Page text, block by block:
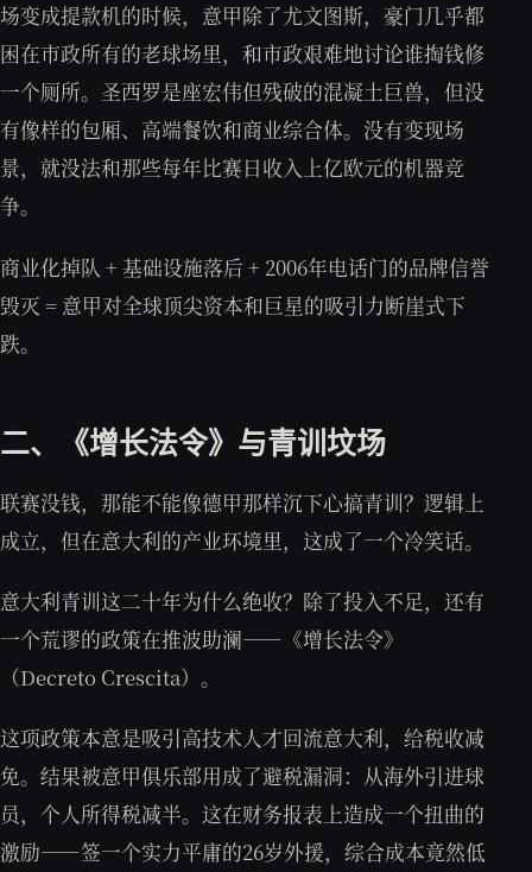
场变成提款机的时候，意甲除了尤文图斯，豪门几乎都
困在市政所有的老球场里，和市政艰难地讨论谁掏钱修
一个厕所。圣西罗是座宏伟但残破的混凝土巨兽，但没
有像样的包厢、高端餐饮和商业综合体。没有变现场
景，就没法和那些每年比赛日收入上亿欧元的机器竞
争。
商业化掉队 + 基础设施落后 + 2006年电话门的品牌信誉
毁灭 = 意甲对全球顶尖资本和巨星的吸引力断崖式下
跌。
二、《增长法令》与青训坟场
联赛没钱，那能不能像德甲那样沉下心搞青训？逻辑上
成立，但在意大利的产业环境里，这成了一个冷笑话。
意大利青训这二十年为什么绝收？除了投入不足，还有
一个荒谬的政策在推波助澜——《增长法令》
（Decreto Crescita）。
这项政策本意是吸引高技术人才回流意大利，给税收减
免。结果被意甲俱乐部用成了避税漏洞：从海外引进球
员，个人所得税减半。这在财务报表上造成一个扭曲的
激励——签一个实力平庸的26岁外援，综合成本竟然低